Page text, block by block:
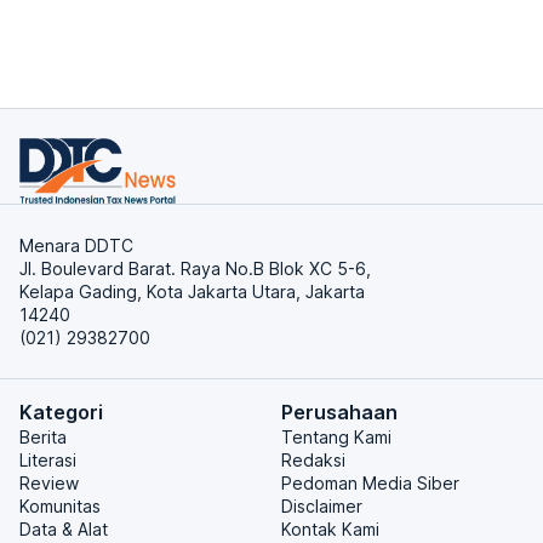
Menara DDTC
Jl. Boulevard Barat. Raya No.B Blok XC 5-6,
Kelapa Gading, Kota Jakarta Utara, Jakarta
14240
(021) 29382700
Kategori
Berita
Literasi
Review
Komunitas
Data & Alat
Perusahaan
Tentang Kami
Redaksi
Pedoman Media Siber
Disclaimer
Kontak Kami